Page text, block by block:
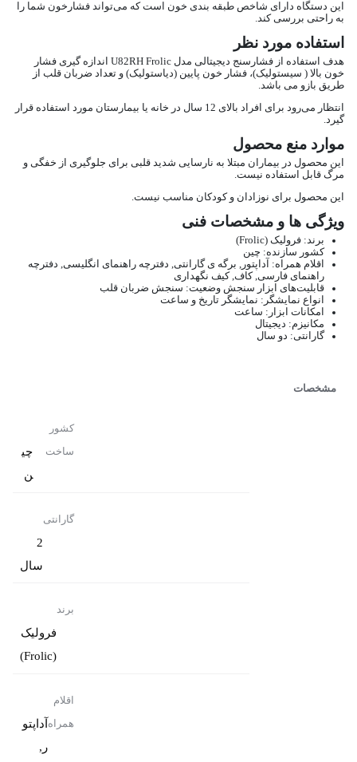
این دستگاه دارای شاخص طبقه بندی خون است که می‌تواند فشارخون شما را
به راحتی بررسی کند.
استفاده مورد نظر
هدف استفاده از فشارسنج دیجیتالی مدل U82RH Frolic اندازه گیری فشار
خون بالا ( سیستولیک)، فشار خون پایین (دیاستولیک) و تعداد ضربان قلب از
طریق بازو می باشد.
انتظار می‌رود برای افراد بالای 12 سال در خانه یا بیمارستان مورد استفاده قرار
گیرد.
موارد منع محصول
این محصول در بیماران مبتلا به نارسایی شدید قلبی برای جلوگیری از خفگی و
مرگ قابل استفاده نیست.
این محصول برای نوزادان و کودکان مناسب نیست.
ویژگی ها و مشخصات فنی
برند: فرولیک (Frolic)
کشور سازنده: چین
اقلام همراه: آداپتور, برگه ی گارانتی, دفترچه راهنمای انگلیسی, دفترچه
راهنمای فارسی, کاف, کیف نگهداری
قابلیت‌های ابزار سنجش وضعیت: سنجش ضربان قلب
انواع نمایشگر: نمایشگر تاریخ و ساعت
امکانات ابزار: ساعت
مکانیزم: دیجیتال
گارانتی: دو سال
مشخصات
کشور
ساخت
چی
ن
گارانتی
2
سال
برند
فرولیک
(Frolic)
اقلام
همراه آداپتو
ر,